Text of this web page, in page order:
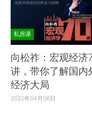
私房课
向松祚：宏观经济
讲，带你了解国内
经济大局
2022年04月06日